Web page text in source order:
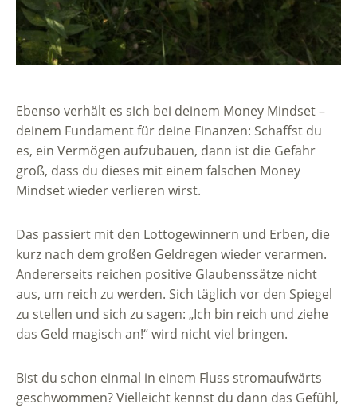
Ebenso verhält es sich bei deinem Money Mindset –
deinem Fundament für deine Finanzen: Schaffst du
es, ein Vermögen aufzubauen, dann ist die Gefahr
groß, dass du dieses mit einem falschen Money
Mindset wieder verlieren wirst.
Das passiert mit den Lottogewinnern und Erben, die
kurz nach dem großen Geldregen wieder verarmen.
Andererseits reichen positive Glaubenssätze nicht
aus, um reich zu werden. Sich täglich vor den Spiegel
zu stellen und sich zu sagen: „Ich bin reich und ziehe
das Geld magisch an!“ wird nicht viel bringen.
Bist du schon einmal in einem Fluss stromaufwärts
geschwommen? Vielleicht kennst du dann das Gefühl,